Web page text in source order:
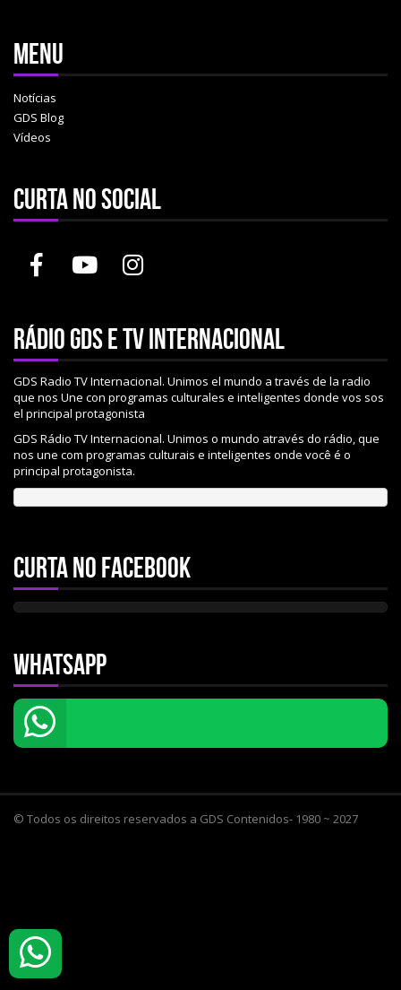
Menu
Notícias
GDS Blog
Vídeos
Curta no social
Rádio gds e tv internacional
GDS Radio TV Internacional. Unimos el mundo a través de la radio
que nos Une con programas culturales e inteligentes donde vos sos
el principal protagonista
GDS Rádio TV Internacional. Unimos o mundo através do rádio, que
nos une com programas culturais e inteligentes onde você é o
principal protagonista.
Curta no Facebook
Whatsapp
© Todos os direitos reservados a GDS Contenidos- 1980 ~ 2027